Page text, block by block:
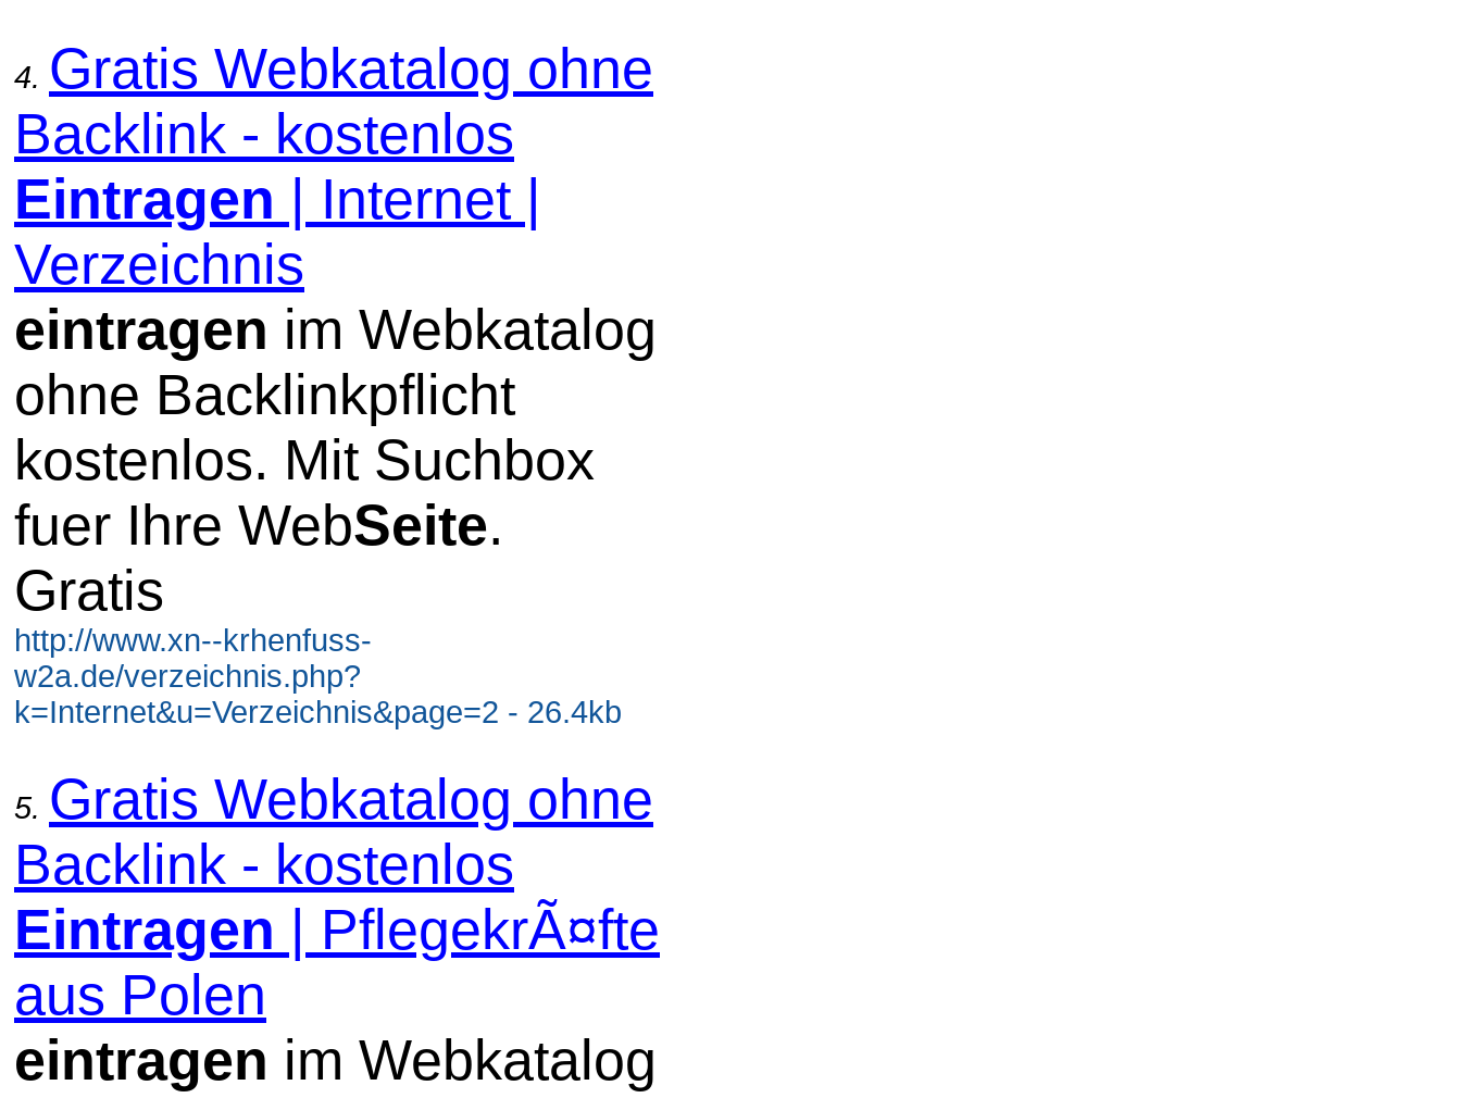
4. Gratis Webkatalog ohne
Backlink - kostenlos
Eintragen | Internet |
Verzeichnis
eintragen im Webkatalog
ohne Backlinkpflicht
kostenlos. Mit Suchbox
fuer Ihre WebSeite.
Gratis
http://www.xn--krhenfuss-
w2a.de/verzeichnis.php?
k=Internet&u=Verzeichnis&page=2 - 26.4kb
5. Gratis Webkatalog ohne
Backlink - kostenlos
Eintragen | PflegekrÃ¤fte
aus Polen
eintragen im Webkatalog